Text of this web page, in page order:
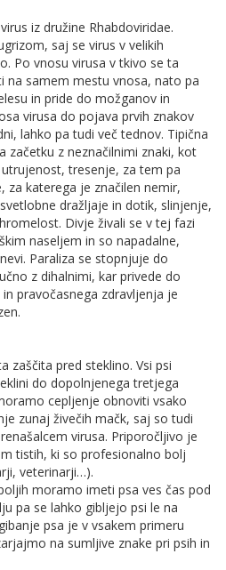
iz družine Rhabdoviridae.
saj se virus v velikih
Po vnosu virusa v tkivo se ta
na samem mestu vnosa, nato pa
in pride do možganov in
virusa do pojava prvih znakov
lahko pa tudi več tednov. Tipična
začetku z neznačilnimi znaki, kot
tresenje, za tem pa
za katerega je značilen nemir,
dražljaje in dotik, slinjenje,
Divje živali se v tej fazi
naseljem in so napadalne,
Paraliza se stopnjuje do
z dihalnimi, kar privede do
pravočasnega zdravljenja je
zaščita pred steklino. Vsi psi
do dopolnjenega tretjega
cepljenje obnoviti vsako
zunaj živečih mačk, saj so tudi
virusa. Priporočljivo je
tistih, ki so profesionalno bolj
veterinarji…).
moramo imeti psa ves čas pod
pa se lahko gibljejo psi le na
psa je v vsakem primeru
na sumljive znake pri psih in